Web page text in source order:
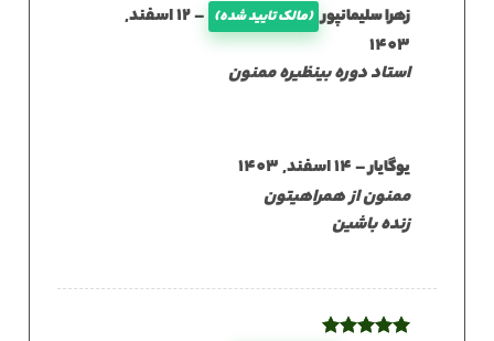
نمره5از
5
زهرا سلیمانپور (مالک تایید شده) –
12 اسفند,
1403
استاد دوره بینظیره ممنون
یوگایار–14 اسفند, 1403
ممنون از همراهیتون
زنده باشین